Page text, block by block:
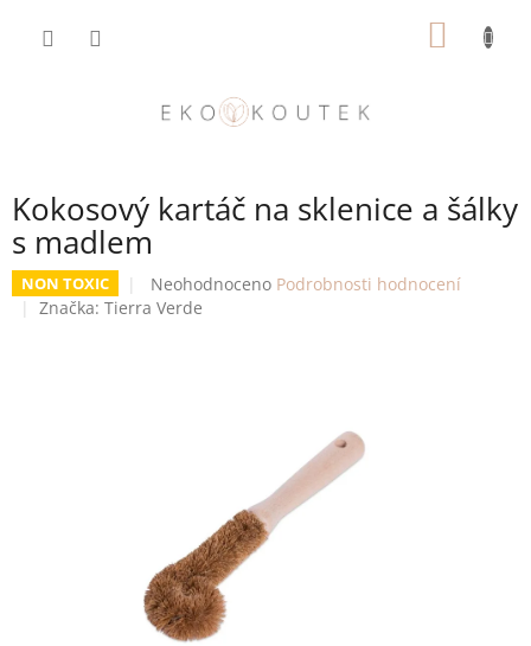
Kokosový kartáč na sklenice a šálky
s madlem
NON TOXIC
Průměrné
hodnocení
Neohodnoceno Podrobnosti hodnocení
Značka: Tierra Verde